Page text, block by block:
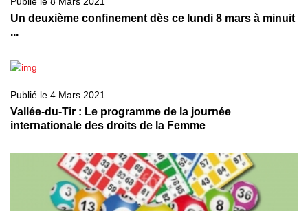
Un deuxième confinement dès ce lundi 8 mars à minuit
...
Publié le 4 Mars 2021
Vallée-du-Tir : Le programme de la journée
internationale des droits de la Femme